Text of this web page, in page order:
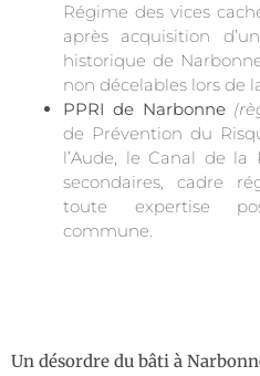
Régime des vices
après acquisition
historique de
non décelables lors de
PPRI de Narbonne
de Prévention du
l’Aude, le Canal de la
secondaires, cadre
toute expertise
commune.
Un désordre du bâti à